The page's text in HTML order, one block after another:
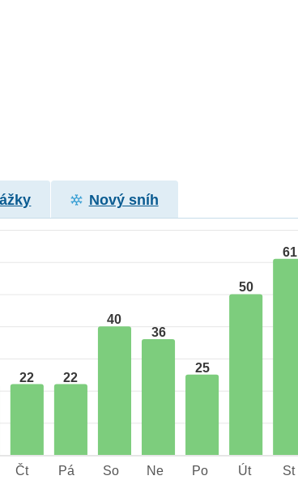
Nový sníh
22 22
40
36
25
50
61
Čt Pá So Ne Po Út St